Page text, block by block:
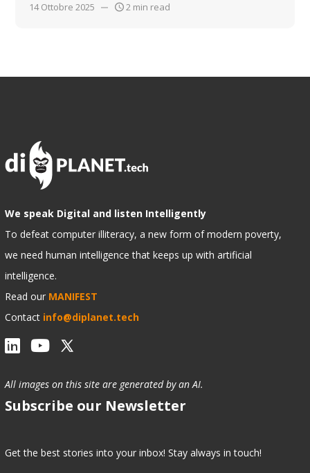
14 Ottobre 2025 2 min read
We speak Digital and listen Intelligently
To defeat computer illiteracy, a new form of modern poverty,
we need human intelligence that keeps up with artificial
intelligence.
Read our MANIFEST
Contact info@diplanet.tech
All images on this site are generated by an AI.
Subscribe our Newsletter
Get the best stories into your inbox! Stay always in touch!